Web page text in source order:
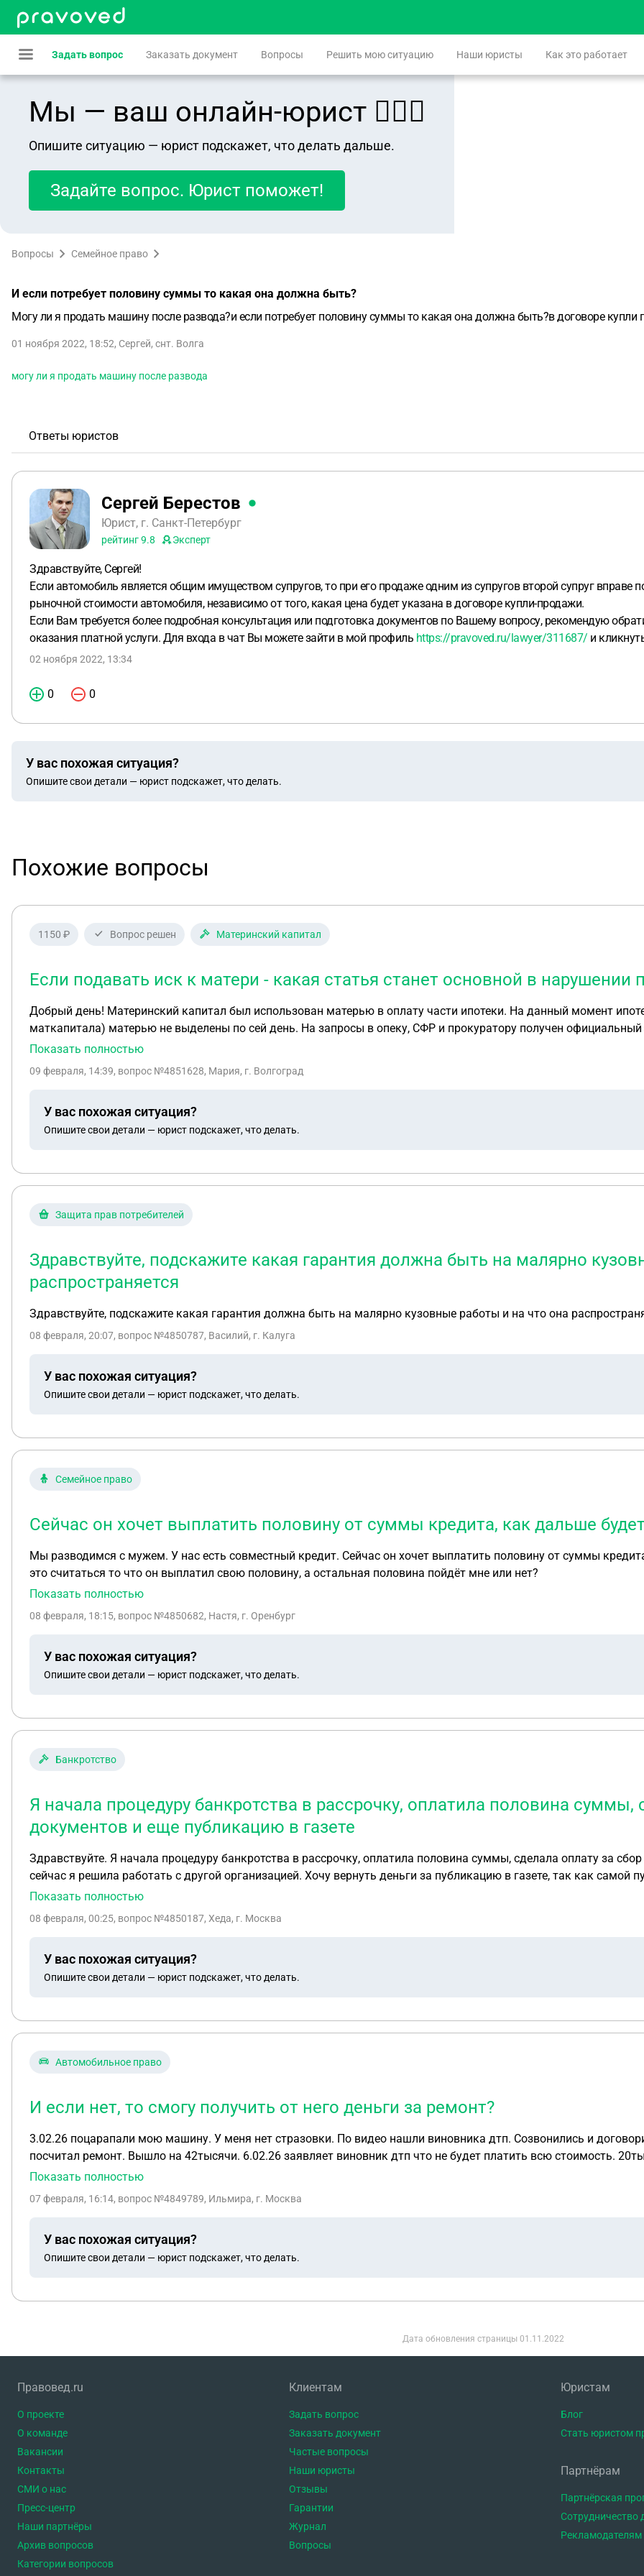
Задать вопрос Заказать документ Вопросы Решить мою ситуацию Наши юристы Как это работает
Мы — ваш онлайн-юрист 👨🏻‍⚖️
Опишите ситуацию — юрист подскажет, что делать дальше.
Задайте вопрос. Юрист поможет!
Вопросы Семейное право
И если потребует половину суммы то какая она должна быть?
Могу ли я продать машину после развода?и если потребует половину суммы то какая она должна быть?в договоре
01 ноября 2022, 18:52, Сергей, снт. Волга
могу ли я продать машину после развода
Ответы юристов
Сергей Берестов
Юрист, г. Санкт-Петербург
рейтинг9.8 Эксперт
Здравствуйте, Сергей!
Если автомобиль является общим имуществом супругов, то при его продаже одним из супругов второй супруг
рыночной стоимости автомобиля, независимо от того, какая цена будет указана в договоре купли-продажи.
Если Вам требуется более подробная консультация или подготовка документов по Вашему вопросу, рекомендую
оказания платной услуги. Для входа в чат Вы можете зайти в мой профиль https://pravoved.ru/lawyer/311687/ и
02 ноября 2022, 13:34
0 0
У вас похожая ситуация?
Опишите свои детали — юрист подскажет, что делать.
Похожие вопросы
1150 ₽ Вопрос решен Материнский капитал
Если подавать иск к матери - какая статья станет основной в нарушении
Добрый день! Материнский капитал был использован матерью в оплату части ипотеки. На данный момент ипотека погашена. Детей 3. На детей доли (В рамках
маткапитала) матерью не выделены по сей день. На запросы в опеку, СФР и прокуратору получен официальный ответ: идите отстаивать права детей в суд.
Вопрос: этот вопрос решить возможно только через суд, или все таки инициировать иск может/должно профильное ведомство? Если подавать иск к матери -
Показать полностью
09 февраля, 14:39, вопрос №4851628, Мария, г. Волгоград
У вас похожая ситуация?
Опишите свои детали — юрист подскажет, что делать.
Защита прав потребителей
Здравствуйте, подскажите какая гарантия должна быть на малярно
распространяется
Здравствуйте, подскажите какая гарантия должна быть на малярно кузовные работы и на что она
08 февраля, 20:07, вопрос №4850787, Василий, г. Калуга
У вас похожая ситуация?
Опишите свои детали — юрист подскажет, что делать.
Семейное право
Сейчас он хочет выплатить половину от суммы кредита, как дальше
Мы разводимся с мужем. У нас есть совместный кредит. Сейчас он хочет выплатить половину от суммы
это считаться то что он выплатил свою половину, а остальная половина пойдёт мне или нет?
Показать полностью
08 февраля, 18:15, вопрос №4850682, Настя, г. Оренбург
У вас похожая ситуация?
Опишите свои детали — юрист подскажет, что делать.
Банкротство
Я начала процедуру банкротства в рассрочку, оплатила половина суммы,
документов и еще публикацию в газете
Здравствуйте. Я начала процедуру банкротства в рассрочку, оплатила половина суммы, сделала оплату за
сейчас я решила работать с другой организацией. Хочу вернуть деньги за публикацию в газете, так как самой публикации не было. За остальное я и не требую.
Возможно ли такое?
Показать полностью
08 февраля, 00:25, вопрос №4850187, Хеда, г. Москва
У вас похожая ситуация?
Опишите свои детали — юрист подскажет, что делать.
Автомобильное право
И если нет, то смогу получить от него деньги за ремонт?
3.02.26 поцарапали мою машину. У меня нет стразовки. По видео нашли виновника дтп. Созвонились и
посчитал ремонт. Вышло на 42тысячи. 6.02.26 заявляет виновник дтп что не будет платить всю стоимость. 20тыс дам говорит и всё. Есть голосовое смс что
даст такую сумму. Если я сейчас напишу заявление на него. Могут ли и меня лишить прав что я уехал с места дтп? И если нет, то смогу получить от него
Показать полностью
07 февраля, 16:14, вопрос №4849789, Ильмира, г. Москва
У вас похожая ситуация?
Опишите свои детали — юрист подскажет, что делать.
Дата обновления страницы 01.11.2022
Правовед.ru
О проекте
О команде
Вакансии
Контакты
СМИ о нас
Пресс-центр
Наши партнёры
Архив вопросов
Категории вопросов
Клиентам
Задать вопрос
Заказать документ
Частые вопросы
Наши юристы
Отзывы
Гарантии
Журнал
Вопросы
Юристам
Блог
Стать юристом
Партнёрам
Партнёрская
Сотрудничество
Рекламодателям